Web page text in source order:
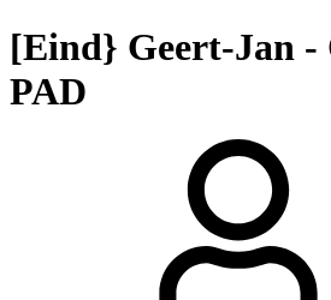
[Eind} Geert-Jan -
PAD